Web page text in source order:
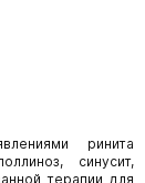
ринита
синусит,
терапии для